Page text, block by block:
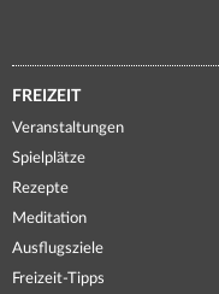
FREIZEIT
Veranstaltungen
Spielplätze
Rezepte
Meditation
Ausflugsziele
Freizeit-Tipps